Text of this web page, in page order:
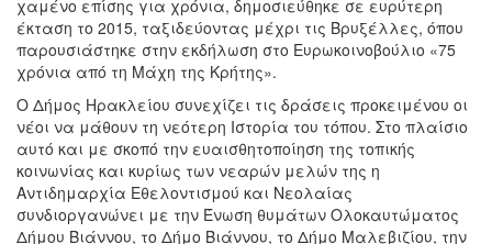
χαμένο επίσης για χρόνια, δημοσιεύθηκε σε ευρύτερη
έκταση το 2015, ταξιδεύοντας μέχρι τις Βρυξέλλες, όπου
παρουσιάστηκε στην εκδήλωση στο Ευρωκοινοβούλιο «75
χρόνια από τη Μάχη της Κρήτης».
Ο Δήμος Ηρακλείου συνεχίζει τις δράσεις προκειμένου οι
νέοι να μάθουν τη νεότερη Ιστορία του τόπου. Στο πλαίσιο
αυτό και με σκοπό την ευαισθητοποίηση της τοπικής
κοινωνίας και κυρίως των νεαρών μελών της η
Αντιδημαρχία Εθελοντισμού και Νεολαίας
συνδιοργανώνει με την Ένωση θυμάτων Ολοκαυτώματος
Δήμου Βιάννου, το Δήμο Βιάννου, το Δήμο Μαλεβιζίου, την